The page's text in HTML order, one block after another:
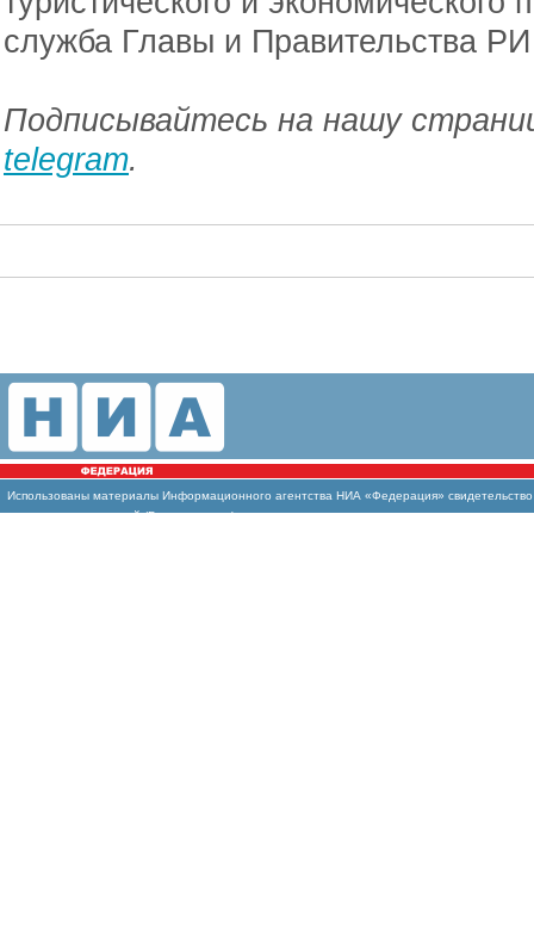
служба Главы и Правительства РИ
Подписывайтесь на нашу
telegram.
Использованы материалы Информационного агентства НИА «Федерация»
массовых коммуникаций (Роскомнадзор)